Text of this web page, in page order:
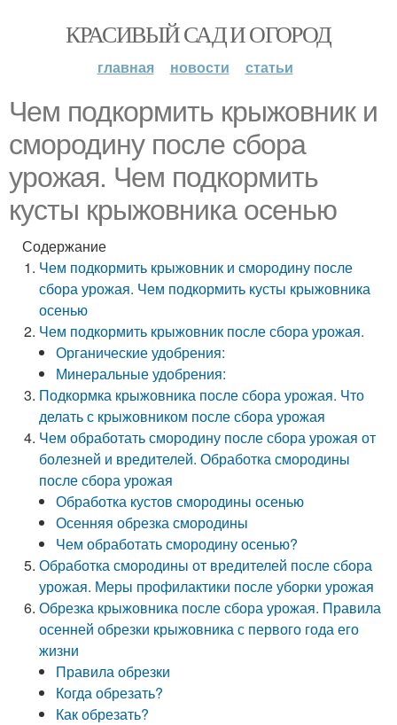
КРАСИВЫЙ САД И ОГОРОД
главная новости статьи
Чем подкормить крыжовник и
смородину после сбора
урожая. Чем подкормить
кусты крыжовника осенью
Содержание
Чем подкормить крыжовник и смородину после
сбора урожая. Чем подкормить кусты крыжовника
осенью
Чем подкормить крыжовник после сбора урожая.
Органические удобрения:
Минеральные удобрения:
Подкормка крыжовника после сбора урожая. Что
делать с крыжовником после сбора урожая
Чем обработать смородину после сбора урожая от
болезней и вредителей. Обработка смородины
после сбора урожая
Обработка кустов смородины осенью
Осенняя обрезка смородины
Чем обработать смородину осенью?
Обработка смородины от вредителей после сбора
урожая. Меры профилактики после уборки урожая
Обрезка крыжовника после сбора урожая. Правила
осенней обрезки крыжовника с первого года его
жизни
Правила обрезки
Когда обрезать?
Как обрезать?